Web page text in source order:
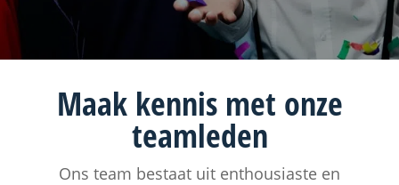
Maak kennismet onze
teamleden
Ons team bestaat uit enthousiaste en